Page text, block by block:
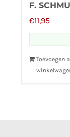
F.
€11,95
Toevoegen